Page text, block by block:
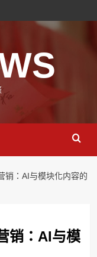
销：AI与模块化内容的
销：AI与模